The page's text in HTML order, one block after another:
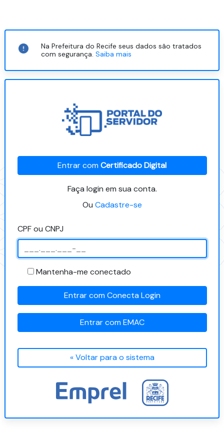
Na Prefeitura do Recife seus dados são tratados
com segurança.Saiba mais
Entrar comCertificado Digital
Faça login em sua conta.
Ou Cadastre-se
CPF ou CNPJ
Mantenha-me conectado
Entrar com Conecta Login
Entrar com EMAC
« Voltar para o sistema